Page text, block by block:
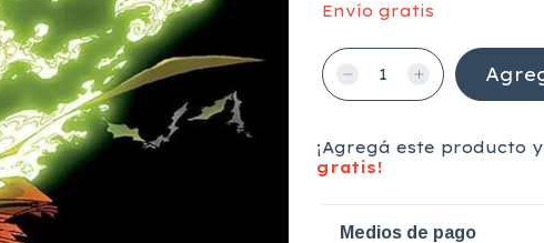
Envío gratis
¡Agregá este producto y
gratis!
Medios de pago